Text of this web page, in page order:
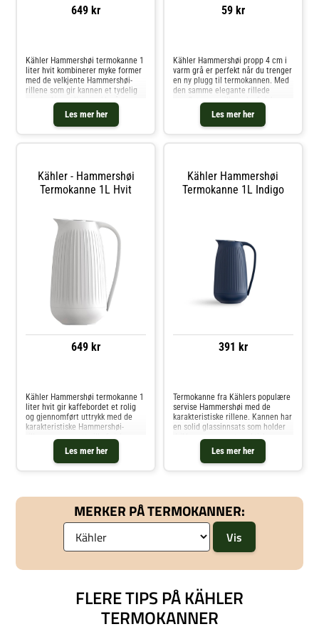
649 kr
Les mer her
Kähler Hammershøi termokanne 1
liter hvit kombinerer myke former
med de velkjente Hammershøi-
rillene som gir kannen et tydelig
bordet. Den matte silkefinishen
fremhever detaljene i designet,
mens den integrerte hanken gjør
59 kr
Les mer her
Kähler Hammershøi propp 4 cm i
varm grå er perfekt når du trenger
en ny plugg til termokannen. Med
den samme elegante rillede
som originalen, gir denne
reservedelen nytt liv til din
Hammershøi-kanne – og sørger
Kähler - Hammershøi
Termokanne 1L Hvit
649 kr
Les mer her
Kähler Hammershøi termokanne 1
liter hvit gir kaffebordet et rolig
og gjennomført uttrykk med de
karakteristiske Hammershøi-
rillene og en matt silkefinish som
fremhever formen på kannen. Den
integrerte hanken ligger mykt i
hånden og gjør det behageli
Kähler Hammershøi
Termokanne 1L Indigo
391 kr
Les mer her
Termokanne fra Kählers populære
servise Hammershøi med de
karakteristiske rillene. Kannen har
en solid glassinnsats som holder
drikken varm og et praktisk
skrulokk som sørger for at kannen
er tett. Lokket har en trykk-knapp
funksjon som er svært enke
MERKER PÅ TERMOKANNER:
FLERE TIPS PÅ KÄHLER
TERMOKANNER